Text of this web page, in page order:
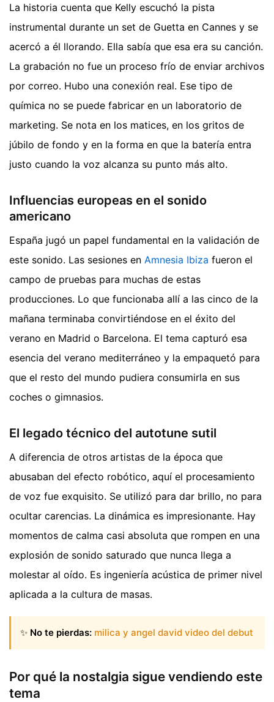
La historia cuenta que Kelly escuchó la pista
instrumental durante un set de Guetta en Cannes y se
acercó a él llorando. Ella sabía que esa era su canción.
La grabación no fue un proceso frío de enviar archivos
por correo. Hubo una conexión real. Ese tipo de
química no se puede fabricar en un laboratorio de
marketing. Se nota en los matices, en los gritos de
júbilo de fondo y en la forma en que la batería entra
justo cuando la voz alcanza su punto más alto.
Influencias europeas en el sonido
americano
España jugó un papel fundamental en la validación de
este sonido. Las sesiones en Amnesia Ibiza fueron el
campo de pruebas para muchas de estas
producciones. Lo que funcionaba allí a las cinco de la
mañana terminaba convirtiéndose en el éxito del
verano en Madrid o Barcelona. El tema capturó esa
esencia del verano mediterráneo y la empaquetó para
que el resto del mundo pudiera consumirla en sus
coches o gimnasios.
El legado técnico del autotune sutil
A diferencia de otros artistas de la época que
abusaban del efecto robótico, aquí el procesamiento
de voz fue exquisito. Se utilizó para dar brillo, no para
ocultar carencias. La dinámica es impresionante. Hay
momentos de calma casi absoluta que rompen en una
explosión de sonido saturado que nunca llega a
molestar al oído. Es ingeniería acústica de primer nivel
aplicada a la cultura de masas.
✨ No te pierdas: milica y angel david video del debut
Por qué la nostalgia sigue vendiendo este
tema